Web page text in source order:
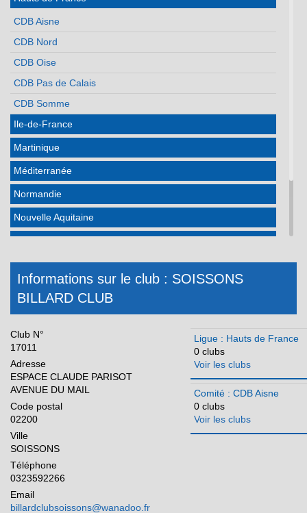
CDB Aisne
CDB Nord
CDB Oise
CDB Pas de Calais
CDB Somme
Ile-de-France
Martinique
Méditerranée
Normandie
Nouvelle Aquitaine
Pays de la Loire
Réunion
Informations sur le club : SOISSONS
BILLARD CLUB
Club N°
17011
Adresse
ESPACE CLAUDE PARISOT
AVENUE DU MAIL
Code postal
02200
Ville
SOISSONS
Téléphone
0323592266
Email
billardclubsoissons@wanadoo.fr
Ligue : Hauts de France
0 clubs
Voir les clubs
Comité : CDB Aisne
0 clubs
Voir les clubs